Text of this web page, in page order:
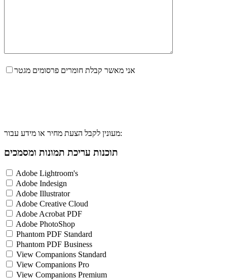
אני מאשר קבלת חומרים פרסומים מגטר
מעונין לקבל הצעת מחיר או מידע עבור:
תוכנות עריכת תמונות ומסמכים
Adobe Lightroom's
Adobe Indesign
Adobe Illustrator
Adobe Creative Cloud
Adobe Acrobat PDF
Adobe PhotoShop
Phantom PDF Standard
Phantom PDF Business
View Companions Standard
View Companions Pro
View Companions Premium